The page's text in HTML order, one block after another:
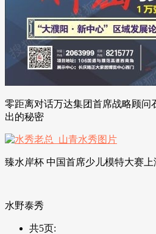
零距离对话万达集团首席战略顾问
出的秘密
臻水岸杯 中国首席少儿模特大赛
水野泰秀
共5页: